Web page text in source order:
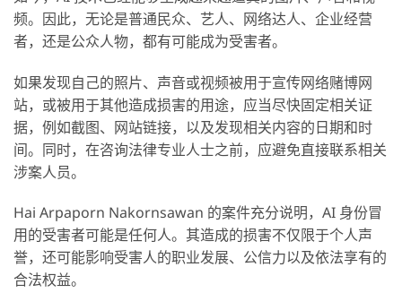
频。因此，无论是普通民众、艺人、网络达人、企业经营
者，还是公众人物，都有可能成为受害者。
如果发现自己的照片、声音或视频被用于宣传网络赌博网
站，或被用于其他造成损害的用途，应当尽快固定相关证
据，例如截图、网站链接，以及发现相关内容的日期和时
间。同时，在咨询法律专业人士之前，应避免直接联系相关
涉案人员。
Hai Arpaporn Nakornsawan 的案件充分说明，AI 身份冒
用的受害者可能是任何人。其造成的损害不仅限于个人声
誉，还可能影响受害人的职业发展、公信力以及依法享有的
合法权益。